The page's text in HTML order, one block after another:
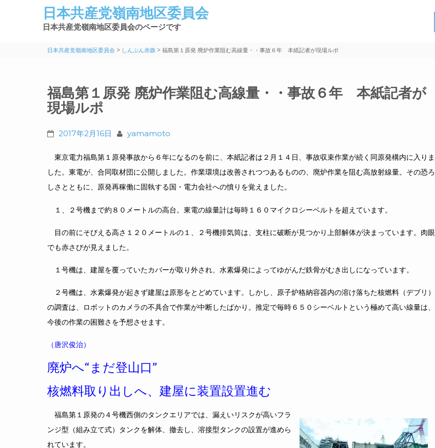
日本共産党嶺南地区委員会
日本共産党嶺南地区委員会のページです
日本共産党嶺南地区委員会 > しんぶん赤旗 > 福島第１原発 廃炉作業阻む高線量・・事故６年 本紙記者が現場ルポ
福島第１原発 廃炉作業阻む高線量・・事故６年 本紙記者が
現場ルポ
2017年2月16日 yamamoto
東京電力福島第１原発事故から６年になるのを前に、本紙記者は２月１４日、事故収束作業が続く同原発構内に入りま
した。東電が、合同取材団に公開しました。作業環境は改善されつつあるものの、廃炉作業を阻む高放射線量。その恐ろ
しさとともに、原発再稼働に固執する国・電力会社への憤りを覚えました。
１、２号機まで約８０メートルの高台。東電の線量計は毎時１６０マイクロシーベルトを超えています。
目の前にそびえる高さ１２０メートルの１、２号機排気筒は、支柱に破断が見つかり上部解体が決まっています。肉眼
でも赤さびが見えました。
１号機は、建屋を覆っていたカバーが取り外され、水素爆発によってゆがんだ鉄骨がむき出しになっています。
２号機は、水素爆発が起きず建屋は原形をとどめています。しかし、原子炉格納容器内の溶け落ちた核燃料（デブリ）
の調査は、ロボットのカメラの不具合で作業が中断したばかり。推定で毎時６５０シーベルトという極めて高い線量は、
今後の作業の困難さを予想させます。
（唐沢俊治）
廃炉へ“まだ登山口”
核燃料取り出しへ、建屋に装置設置進む
福島第１原発の４号機西側のタンクエリアでは、漏えいリスクが高いフラ
ンジ型（組み立て式）タンクを解体、撤去し、溶接型タンクの設置が進めら
れています。